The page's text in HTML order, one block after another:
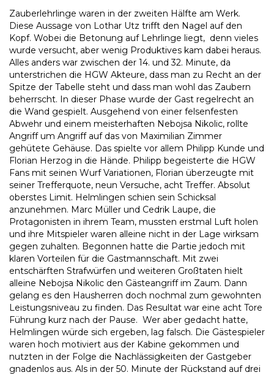
Zauberlehrlinge waren in der zweiten Hälfte am Werk.
Diese Aussage von Lothar Utz trifft den Nagel auf den
Kopf. Wobei die Betonung auf Lehrlinge liegt, denn vieles
wurde versucht, aber wenig Produktives kam dabei heraus.
Alles anders war zwischen der 14. und 32. Minute, da
unterstrichen die HGW Akteure, dass man zu Recht an der
Spitze der Tabelle steht und dass man wohl das Zaubern
beherrscht. In dieser Phase wurde der Gast regelrecht an
die Wand gespielt. Ausgehend von einer felsenfesten
Abwehr und einem meisterhaften Nebojsa Nikolic, rollte
Angriff um Angriff auf das von Maximilian Zimmer
gehütete Gehäuse. Das spielte vor allem Philipp Kunde und
Florian Herzog in die Hände. Philipp begeisterte die HGW
Fans mit seinen Wurf Variationen, Florian überzeugte mit
seiner Trefferquote, neun Versuche, acht Treffer. Absolut
oberstes Limit. Helmlingen schien sein Schicksal
anzunehmen. Marc Müller und Cedrik Laupe, die
Protagonisten in ihrem Team, mussten erstmal Luft holen
und ihre Mitspieler waren alleine nicht in der Lage wirksam
gegen zuhalten. Begonnen hatte die Partie jedoch mit
klaren Vorteilen für die Gastmannschaft. Mit zwei
entschärften Strafwürfen und weiteren Großtaten hielt
alleine Nebojsa Nikolic den Gästeangriff im Zaum. Dann
gelang es den Hausherren doch nochmal zum gewohnten
Leistungsniveau zu finden. Das Resultat war eine acht Tore
Führung kurz nach der Pause. Wer aber gedacht hatte,
Helmlingen würde sich ergeben, lag falsch. Die Gästespieler
waren hoch motiviert aus der Kabine gekommen und
nutzten in der Folge die Nachlässigkeiten der Gastgeber
gnadenlos aus. Als in der 50. Minute der Rückstand auf drei